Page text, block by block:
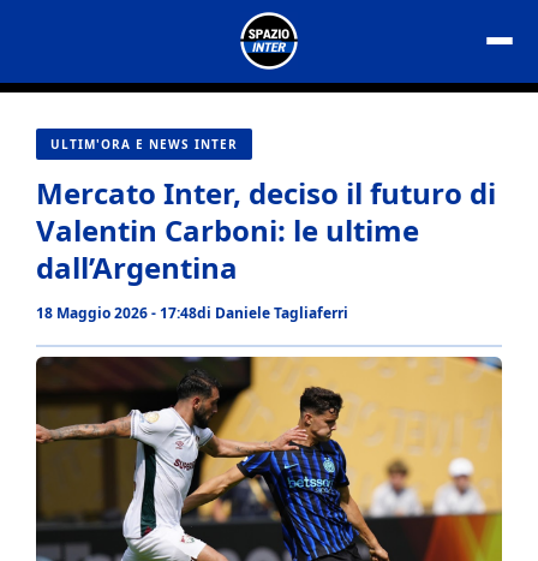
contenuto
ULTIM'ORA E NEWS INTER
Mercato Inter, deciso il futuro di
Valentin Carboni: le ultime
dall’Argentina
18 Maggio 2026 - 17:48di Daniele Tagliaferri